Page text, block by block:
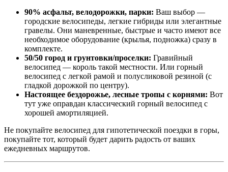
90% асфальт, велодорожки, парки: Ваш выбор —
городские велосипеды, легкие гибриды или элегантные
гравелы. Они маневренные, быстрые и часто имеют все
необходимое оборудование (крылья, подножка) сразу в
комплекте.
50/50 город и грунтовки/проселки: Гравийный
велосипед — король такой местности. Или горный
велосипед с легкой рамой и полусликовой резиной (с
гладкой дорожкой по центру).
Настоящее бездорожье, лесные тропы с корнями: Вот
тут уже оправдан классический горный велосипед с
хорошей амортиляцией.
Не покупайте велосипед для гипотетической поездки в горы,
покупайте тот, который будет дарить радость от ваших
ежедневных маршрутов.